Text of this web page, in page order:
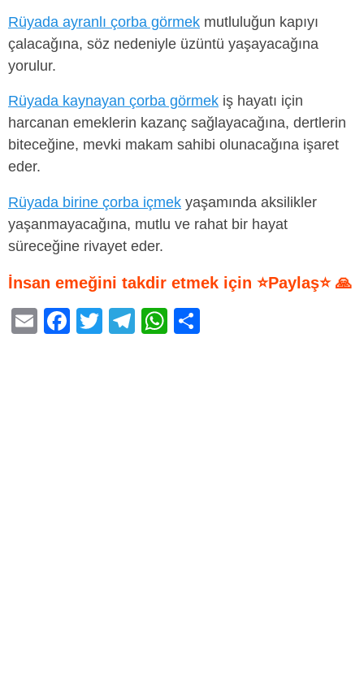
Rüyada ayranlı çorba görmek mutluluğun kapıyı
çalacağına, söz nedeniyle üzüntü yaşayacağına
yorulur.
Rüyada kaynayan çorba görmek iş hayatı için
harcanan emeklerin kazanç sağlayacağına, dertlerin
biteceğine, mevki makam sahibi olunacağına işaret
eder.
Rüyada birine çorba içmek yaşamında aksilikler
yaşanmayacağına, mutlu ve rahat bir hayat
süreceğine rivayet eder.
İnsan emeğini takdir etmek için ⭐Paylaş⭐ 🙏
E
F
T
T
W